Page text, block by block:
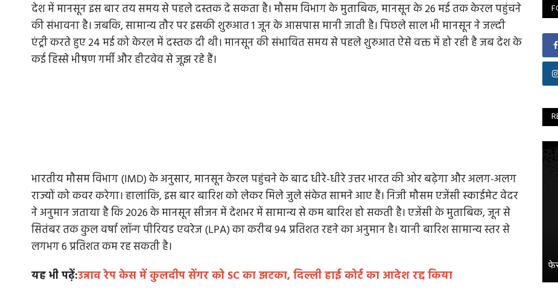
देश में मानसून इस बार तय समय से पहले दस्तक दे सकता है। मौसम विभाग के मुताबिक, मानसून के 26 मई तक केरल पहुंचने
की संभावना है। जबकि, सामान्य तौर पर इसकी शुरुआत 1 जून के आसपास मानी जाती है। पिछले साल भी मानसून ने जल्दी
एंट्री करते हुए 24 मई को केरल में दस्तक दी थी। मानसून की संभावित समय से पहले शुरुआत ऐसे वक्त में हो रही है जब देश के
कई हिस्से भीषण गर्मी और हीटवेव से जूझ रहे हैं।
भारतीय मौसम विभाग (IMD) के अनुसार, मानसून केरल पहुंचने के बाद धीरे-धीरे उत्तर भारत की ओर बढ़ेगा और अलग-अलग
राज्यों को कवर करेगा। हालांकि, इस बार बारिश को लेकर मिले जुले संकेत सामने आए हैं। निजी मौसम एजेंसी स्काईमेट वेदर
ने अनुमान जताया है कि 2026 के मानसून सीजन में देशभर में सामान्य से कम बारिश हो सकती है। एजेंसी के मुताबिक, जून से
सितंबर तक कुल वर्षा लॉन्ग पीरियड एवरेज (LPA) का करीब 94 प्रतिशत रहने का अनुमान है। यानी बारिश सामान्य स्तर से
लगभग 6 प्रतिशत कम रह सकती है।
यह भी पढ़ें:उन्नाव रेप केस में कुलदीप सेंगर को SC का झटका, दिल्ली हाई कोर्ट का आदेश रद्द किया